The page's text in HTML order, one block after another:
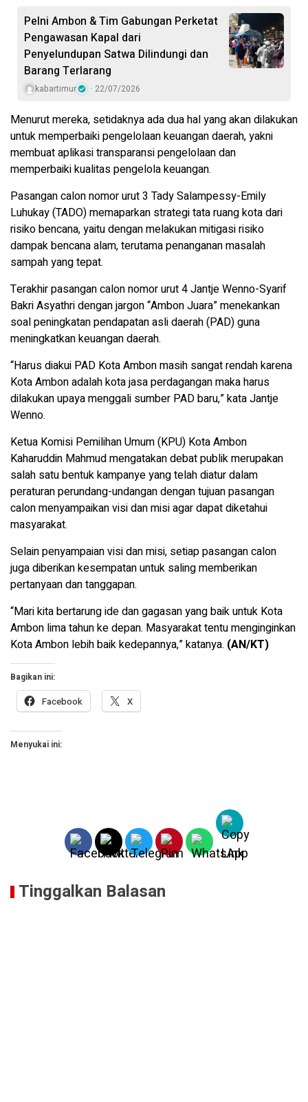
Pelni Ambon & Tim Gabungan Perketat
Pengawasan Kapal dari
Penyelundupan Satwa Dilindungi dan
Barang Terlarang
kabartimur 22/07/2026
Menurut mereka, setidaknya ada dua hal yang akan dilakukan
untuk memperbaiki pengelolaan keuangan daerah, yakni
membuat aplikasi transparansi pengelolaan dan
memperbaiki kualitas pengelola keuangan.
Pasangan calon nomor urut 3 Tady Salampessy-Emily
Luhukay (TADO) memaparkan strategi tata ruang kota dari
risiko bencana, yaitu dengan melakukan mitigasi risiko
dampak bencana alam, terutama penanganan masalah
sampah yang tepat.
Terakhir pasangan calon nomor urut 4 Jantje Wenno-Syarif
Bakri Asyathri dengan jargon “Ambon Juara” menekankan
soal peningkatan pendapatan asli daerah (PAD) guna
meningkatkan keuangan daerah.
“Harus diakui PAD Kota Ambon masih sangat rendah karena
Kota Ambon adalah kota jasa perdagangan maka harus
dilakukan upaya menggali sumber PAD baru,” kata Jantje
Wenno.
Ketua Komisi Pemilihan Umum (KPU) Kota Ambon
Kaharuddin Mahmud mengatakan debat publik merupakan
salah satu bentuk kampanye yang telah diatur dalam
peraturan perundang-undangan dengan tujuan pasangan
calon menyampaikan visi dan misi agar dapat diketahui
masyarakat.
Selain penyampaian visi dan misi, setiap pasangan calon
juga diberikan kesempatan untuk saling memberikan
pertanyaan dan tanggapan.
“Mari kita bertarung ide dan gagasan yang baik untuk Kota
Ambon lima tahun ke depan. Masyarakat tentu menginginkan
Kota Ambon lebih baik kedepannya,” katanya. (AN/KT)
Bagikan ini:
Facebook X
Menyukai ini:
Tinggalkan Balasan